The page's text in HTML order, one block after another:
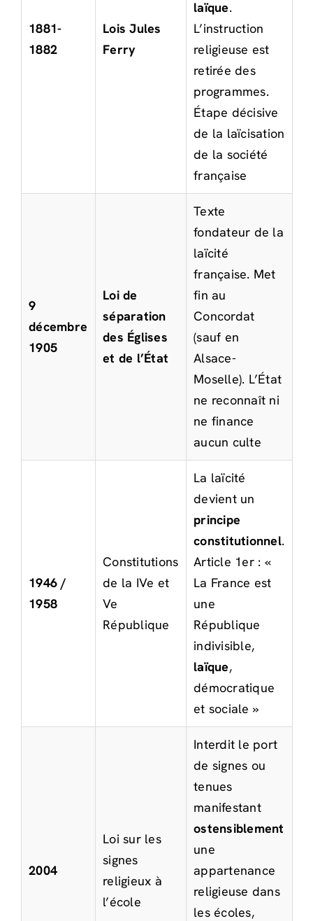
1881-
1882
Lois Jules
Ferry
laïque.
L’instruction
religieuse est
retirée des
programmes.
Étape décisive
de la laïcisation
de la société
française
9
décembre
1905
Loi de
séparation
des Églises
et de l’État
Texte
fondateur de la
laïcité
française. Met
fin au
Concordat
(sauf en
Alsace-
Moselle). L’État
ne reconnaît ni
ne finance
aucun culte
1946 /
1958
Constitutions
de la IVe et
Ve
République
La laïcité
devient un
principe
constitutionnel.
Article 1er : «
La France est
une
République
indivisible,
laïque,
démocratique
et sociale »
2004
Loi sur les
signes
religieux à
l’école
Interdit le port
de signes ou
tenues
manifestant
ostensiblement
une
appartenance
religieuse dans
les écoles,